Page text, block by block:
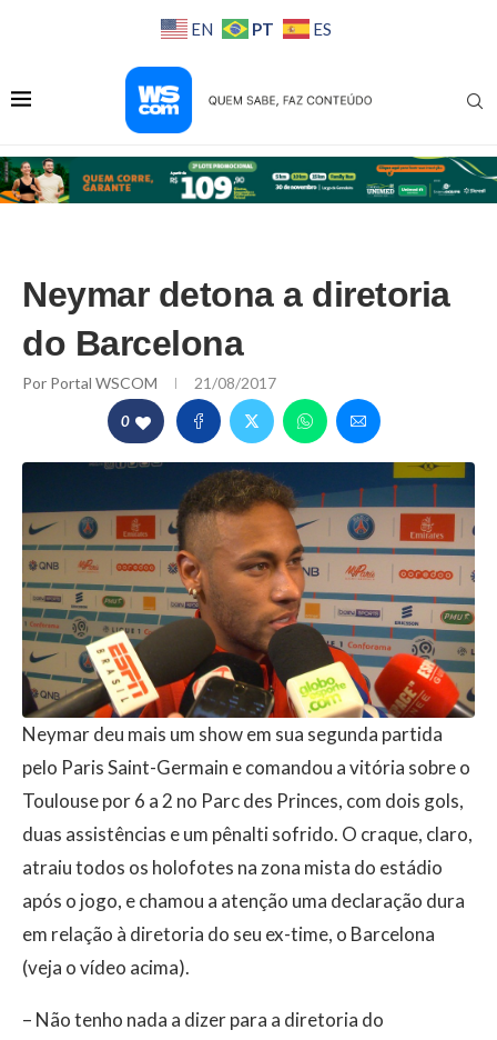
EN PT ES
Neymar detona a diretoria
do Barcelona
Por Portal WSCOM 21/08/2017
0
Neymar deu mais um show em sua segunda partida
pelo Paris Saint-Germain e comandou a vitória sobre o
Toulouse por 6 a 2 no Parc des Princes, com dois gols,
duas assistências e um pênalti sofrido. O craque, claro,
atraiu todos os holofotes na zona mista do estádio
após o jogo, e chamou a atenção uma declaração dura
em relação à diretoria do seu ex-time, o Barcelona
(veja o vídeo acima).
– Não tenho nada a dizer para a diretoria do